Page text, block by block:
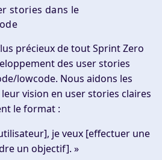
stories dans le
précieux de tout Sprint Zero
des user stories
lowcode. Nous aidons les
vision en user stories claires
le format :
je veux [effectuer une
un objectif]. »